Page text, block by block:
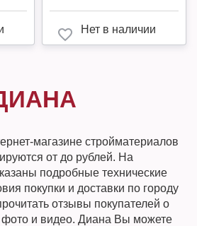
Нет в наличии
магазине стройматериалов
от до рублей. На
подробные технические
покупки и доставки по городу
отзывы покупателей о
фото и видео. Диана Вы можете